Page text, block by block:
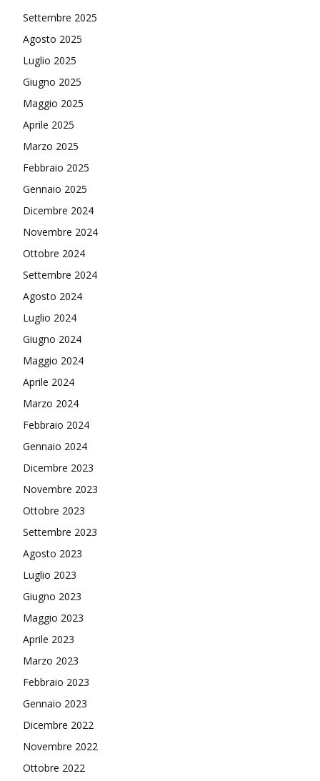
Settembre 2025
Agosto 2025
Luglio 2025
Giugno 2025
Maggio 2025
Aprile 2025
Marzo 2025
Febbraio 2025
Gennaio 2025
Dicembre 2024
Novembre 2024
Ottobre 2024
Settembre 2024
Agosto 2024
Luglio 2024
Giugno 2024
Maggio 2024
Aprile 2024
Marzo 2024
Febbraio 2024
Gennaio 2024
Dicembre 2023
Novembre 2023
Ottobre 2023
Settembre 2023
Agosto 2023
Luglio 2023
Giugno 2023
Maggio 2023
Aprile 2023
Marzo 2023
Febbraio 2023
Gennaio 2023
Dicembre 2022
Novembre 2022
Ottobre 2022